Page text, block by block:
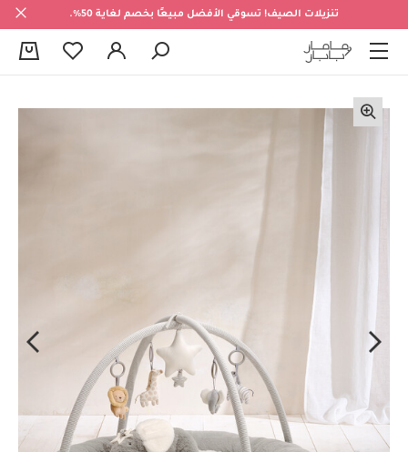
تنزيلات الصيف! تسوقي الأفضل مبيعًا بخصم لغاية 50%.